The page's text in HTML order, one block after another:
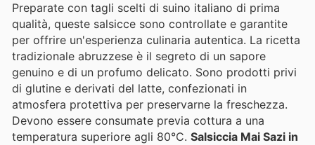
Preparate con tagli scelti di suino italiano di prima
qualità, queste salsicce sono controllate e garantite
per offrire un'esperienza culinaria autentica. La ricetta
tradizionale abruzzese è il segreto di un sapore
genuino e di un profumo delicato. Sono prodotti privi
di glutine e derivati del latte, confezionati in
atmosfera protettiva per preservarne la freschezza.
Devono essere consumate previa cottura a una
temperatura superiore agli 80°C. Salsiccia Mai Sazi in